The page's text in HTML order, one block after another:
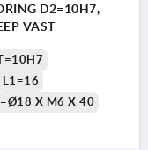
D2=10H7,
VAST
L1=16
X M6 X 40